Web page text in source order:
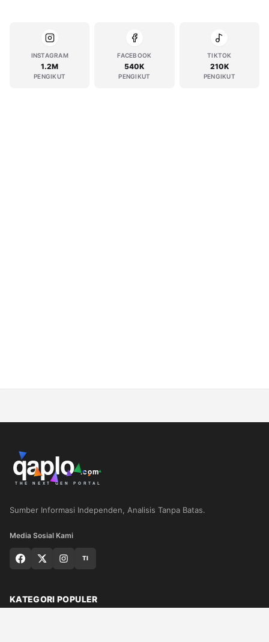
INSTAGRAM
1.2M
PENGIKUT
FACEBOOK
540K
PENGIKUT
TIKTOK
210K
PENGIKUT
Sumber Informasi Independen, Analisis Tanpa Batas.
Media Sosial Kami
TI
KATEGORI POPULER